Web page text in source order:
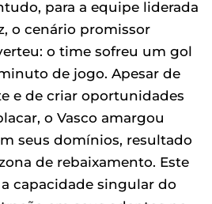
para a equipe liderada
o cenário promissor
o time sofreu um gol
de jogo. Apesar de
e de criar oportunidades
o Vasco amargou
seus domínios, resultado
de rebaixamento. Este
capacidade singular do